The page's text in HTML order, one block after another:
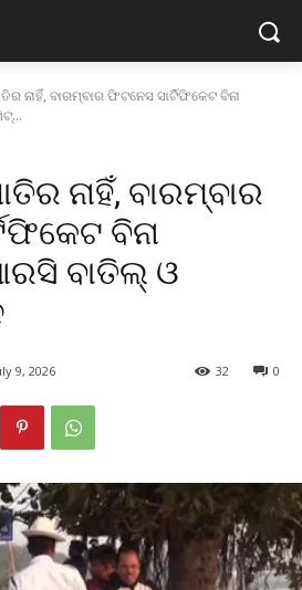
ନାହିଁ, ବାରମ୍ବାର ଫିଟନେସ ସାର୍ଟିଫିକେଟ ବିନା
ନାହିଁ, ବାରମ୍ବାର
ବିନା
ବାତିଲ୍ ଓ
9, 2026 0
32